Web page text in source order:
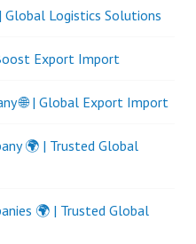
Global Logistics Solutions
Export Import
🌐 | Global Export Import
🌍 | Trusted Global
🌍 | Trusted Global